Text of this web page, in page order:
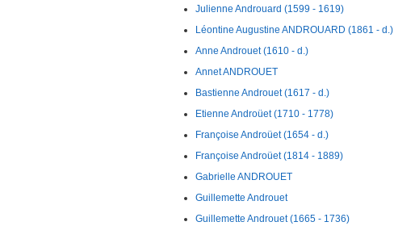
Julienne Androuard (1599 - 1619)
Léontine Augustine ANDROUARD (1861 - d.)
Anne Androuet (1610 - d.)
Annet ANDROUET
Bastienne Androuet (1617 - d.)
Etienne Androüet (1710 - 1778)
Françoise Androüet (1654 - d.)
Françoise Androüet (1814 - 1889)
Gabrielle ANDROUET
Guillemette Androuet
Guillemette Androuet (1665 - 1736)